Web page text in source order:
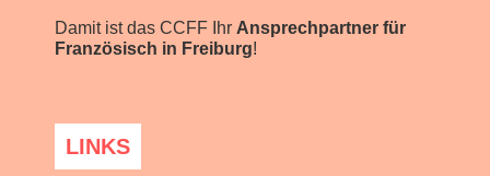
Damit ist das CCFF Ihr Ansprechpartner für
Französisch in Freiburg!
LINKS